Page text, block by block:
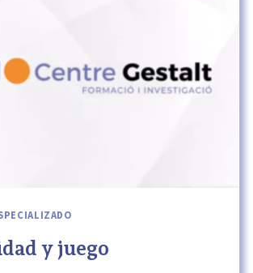
y juego